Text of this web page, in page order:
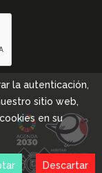
la autenticación,
sitio web,
en su
Descartar